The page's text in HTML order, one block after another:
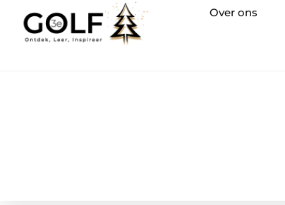
Over ons